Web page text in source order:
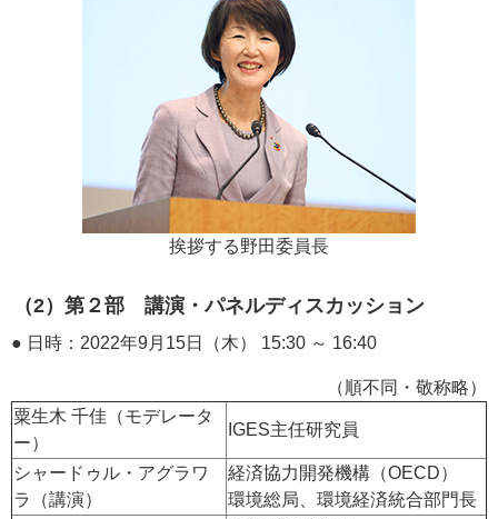
挨拶する野田委員長
（2）第２部 講演・パネルディスカッション
● 日時：2022年9月15日（木） 15:30 ～ 16:40
（順不同・敬称略）
粟生木 千佳（モデレータ
ー）
IGES主任研究員
シャードゥル・アグラワ
ラ（講演）
経済協力開発機構（OECD）
環境総局、環境経済統合部門長